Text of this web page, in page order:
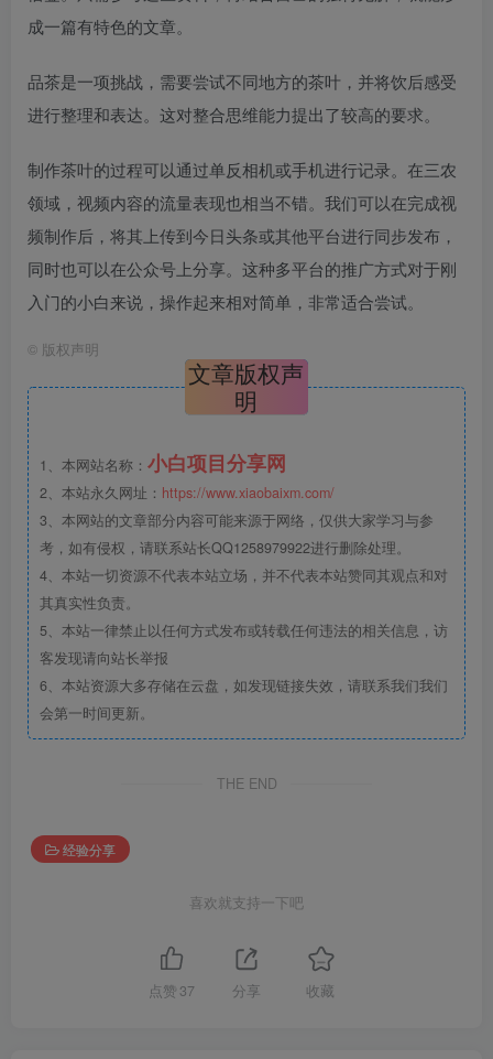
成一篇有特色的文章。
品茶是一项挑战，需要尝试不同地方的茶叶，并将饮后感受
进行整理和表达。这对整合思维能力提出了较高的要求。
制作茶叶的过程可以通过单反相机或手机进行记录。在三农
领域，视频内容的流量表现也相当不错。我们可以在完成视
频制作后，将其上传到今日头条或其他平台进行同步发布，
同时也可以在公众号上分享。这种多平台的推广方式对于刚
入门的小白来说，操作起来相对简单，非常适合尝试。
© 版权声明
文章版权声
明
1、本网站名称： 小白项目分享网
2、本站永久网址： https://www.xiaobaixm.com/
3、本网站的文章部分内容可能来源于网络，仅供大家学习与参
考，如有侵权，请联系站长QQ1258979922进行删除处理。
4、本站一切资源不代表本站立场，并不代表本站赞同其观点和对
其真实性负责。
5、本站一律禁止以任何方式发布或转载任何违法的相关信息，访
客发现请向站长举报
6、本站资源大多存储在云盘，如发现链接失效，请联系我们我们
会第一时间更新。
THE END
经验分享
喜欢就支持一下吧
点赞 37 分享 收藏